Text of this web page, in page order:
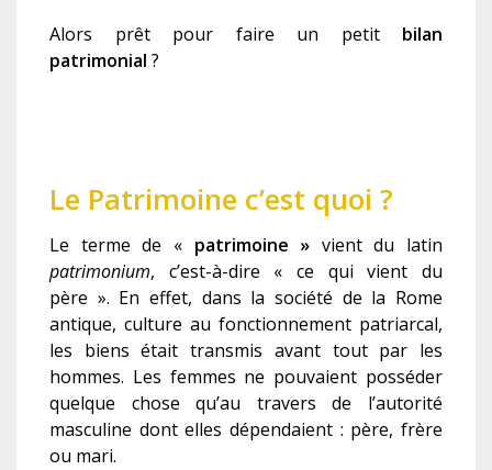
Alors prêt pour faire un petit bilan
patrimonial ?
Le Patrimoine c’est quoi ?
Le terme de « patrimoine » vient du latin
patrimonium, c’est-à-dire « ce qui vient du
père ». En effet, dans la société de la Rome
antique, culture au fonctionnement patriarcal,
les biens était transmis avant tout par les
hommes. Les femmes ne pouvaient posséder
quelque chose qu’au travers de l’autorité
masculine dont elles dépendaient : père, frère
ou mari.